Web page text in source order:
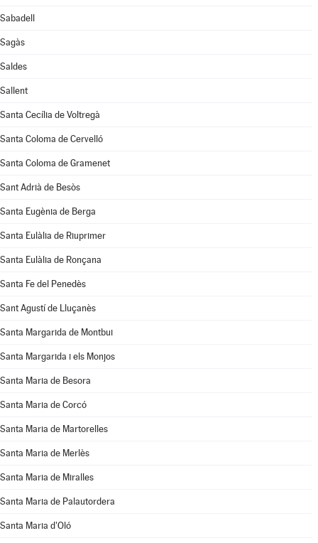
Sabadell
Sagàs
Saldes
Sallent
Santa Cecília de Voltregà
Santa Coloma de Cervelló
Santa Coloma de Gramenet
Sant Adrià de Besòs
Santa Eugènia de Berga
Santa Eulàlia de Riuprimer
Santa Eulàlia de Ronçana
Santa Fe del Penedès
Sant Agustí de Lluçanès
Santa Margarida de Montbui
Santa Margarida i els Monjos
Santa Maria de Besora
Santa Maria de Corcó
Santa Maria de Martorelles
Santa Maria de Merlès
Santa Maria de Miralles
Santa Maria de Palautordera
Santa Maria d'Oló